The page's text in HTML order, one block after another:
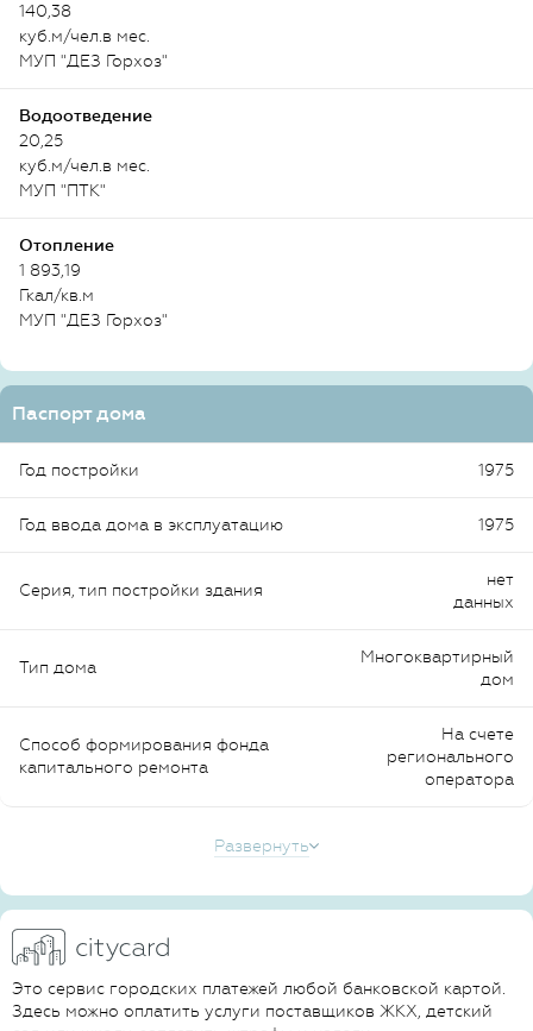
140,38
куб.м/чел.в мес.
МУП "ДЕЗ Горхоз"
Водоотведение
20,25
куб.м/чел.в мес.
МУП "ПТК"
Отопление
1 893,19
Гкал/кв.м
МУП "ДЕЗ Горхоз"
Паспорт дома
Год постройки 1975
Год ввода дома в эксплуатацию 1975
Серия, тип постройки здания
нет
данных
Тип дома
Многоквартирный
дом
Способ формирования фонда
капитального ремонта
На счете
регионального
оператора
Развернуть
Это сервис городских платежей любой банковской картой.
Здесь можно оплатить услуги поставщиков ЖКХ, детский